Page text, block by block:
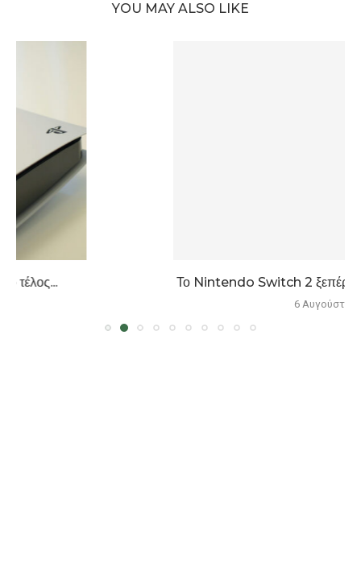
YOU MAY ALSO LIKE
Το Nintendo Switch 2 ξεπέρασε τις 23,6 εκατομμύρια...